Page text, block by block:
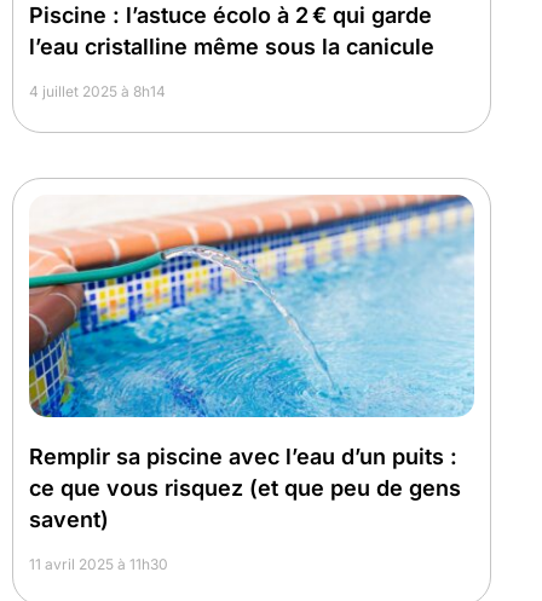
Piscine : l’astuce écolo à 2 € qui garde
l’eau cristalline même sous la canicule
4 juillet 2025 à 8h14
Remplir sa piscine avec l’eau d’un puits :
ce que vous risquez (et que peu de gens
savent)
11 avril 2025 à 11h30